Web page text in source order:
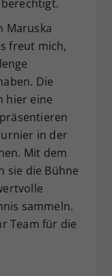
Maruska
freut mich,
Die
hier eine
in der
Mit dem
sie die Bühne
sammeln.
Team für die